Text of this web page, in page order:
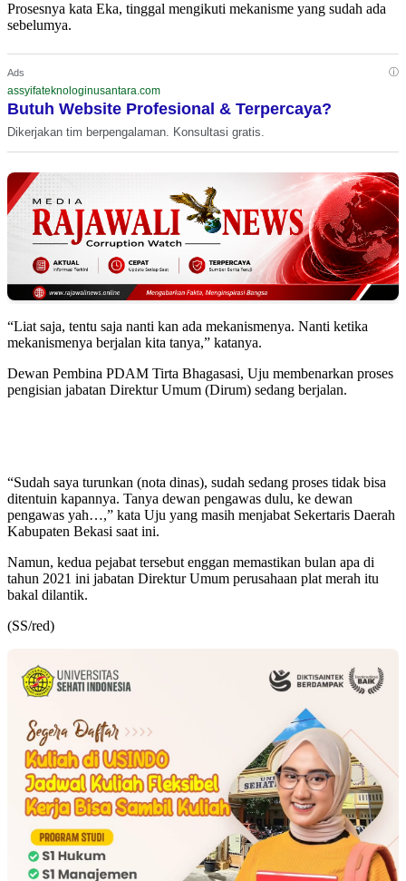
Prosesnya kata Eka, tinggal mengikuti mekanisme yang sudah ada
sebelumya.
Ads ⓘ
assyifateknologinusantara.com
Butuh Website Profesional & Terpercaya?
Dikerjakan tim berpengalaman. Konsultasi gratis.
“Liat saja, tentu saja nanti kan ada mekanismenya. Nanti ketika
mekanismenya berjalan kita tanya,” katanya.
Dewan Pembina PDAM Tirta Bhagasasi, Uju membenarkan proses
pengisian jabatan Direktur Umum (Dirum) sedang berjalan.
“Sudah saya turunkan (nota dinas), sudah sedang proses tidak bisa
ditentuin kapannya. Tanya dewan pengawas dulu, ke dewan
pengawas yah…,” kata Uju yang masih menjabat Sekertaris Daerah
Kabupaten Bekasi saat ini.
Namun, kedua pejabat tersebut enggan memastikan bulan apa di
tahun 2021 ini jabatan Direktur Umum perusahaan plat merah itu
bakal dilantik.
(SS/red)